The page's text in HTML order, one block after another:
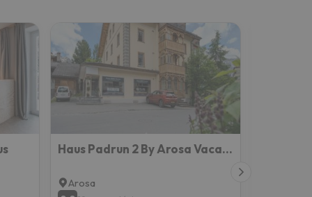
Haus Padrun 2 By Arosa Vacations
Arosa